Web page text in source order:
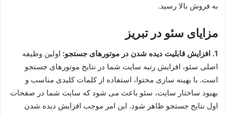
به فروش بالا رسید.
مزایای سئو در تبریز
1. افزایش قابلیت دیده شدن در موتورهای جستجو: اولین وظیفه
اصلی سئو، افزایش رتبه سایت شما در نتایج موتورهای جستجو
است. با بهینه ‌سازی محتوا، استفاده از کلمات کلیدی مناسب و
بهبود ساختار سایت، سئو باعث می ‌شود که سایت شما در صفحات
اول نتایج جستجو ظاهر شود. این امر موجب افزایش دیده شدن